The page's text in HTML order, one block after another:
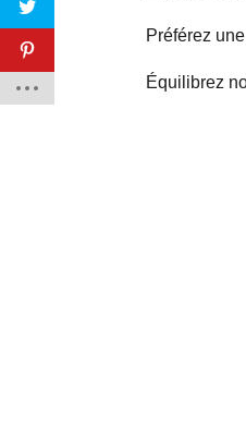
Préférez
Équilibrez